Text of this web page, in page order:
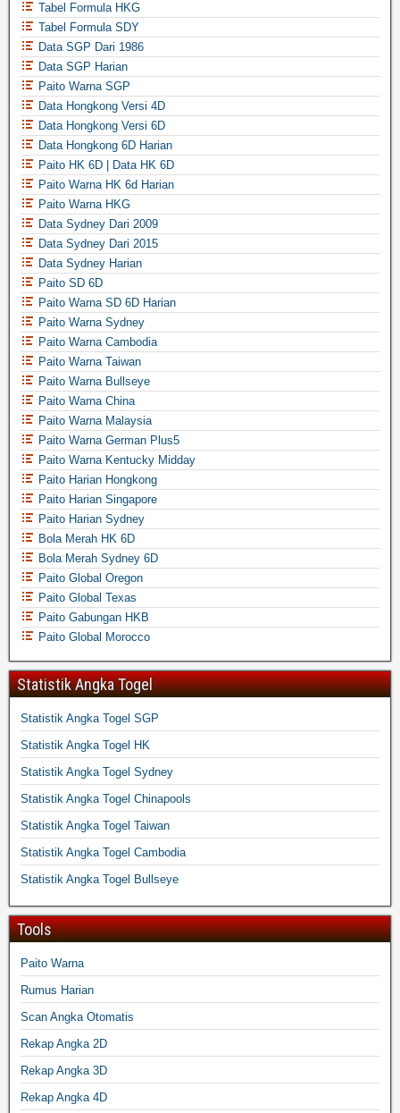
Tabel Formula HKG
Tabel Formula SDY
Data SGP Dari 1986
Data SGP Harian
Paito Warna SGP
Data Hongkong Versi 4D
Data Hongkong Versi 6D
Data Hongkong 6D Harian
Paito HK 6D | Data HK 6D
Paito Warna HK 6d Harian
Paito Warna HKG
Data Sydney Dari 2009
Data Sydney Dari 2015
Data Sydney Harian
Paito SD 6D
Paito Warna SD 6D Harian
Paito Warna Sydney
Paito Warna Cambodia
Paito Warna Taiwan
Paito Warna Bullseye
Paito Warna China
Paito Warna Malaysia
Paito Warna German Plus5
Paito Warna Kentucky Midday
Paito Harian Hongkong
Paito Harian Singapore
Paito Harian Sydney
Bola Merah HK 6D
Bola Merah Sydney 6D
Paito Global Oregon
Paito Global Texas
Paito Gabungan HKB
Paito Global Morocco
Statistik Angka Togel
Statistik Angka Togel SGP
Statistik Angka Togel HK
Statistik Angka Togel Sydney
Statistik Angka Togel Chinapools
Statistik Angka Togel Taiwan
Statistik Angka Togel Cambodia
Statistik Angka Togel Bullseye
Tools
Paito Warna
Rumus Harian
Scan Angka Otomatis
Rekap Angka 2D
Rekap Angka 3D
Rekap Angka 4D